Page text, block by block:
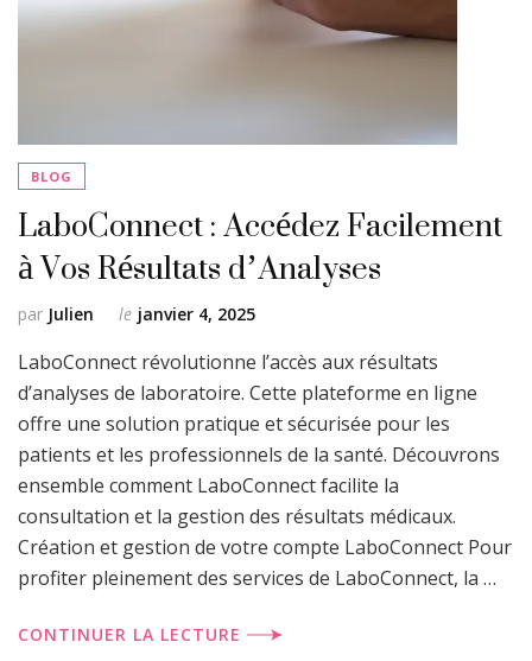
BLOG
LaboConnect : Accédez Facilement
à Vos Résultats d’Analyses
par Julien le janvier 4, 2025
LaboConnect révolutionne l’accès aux résultats
d’analyses de laboratoire. Cette plateforme en ligne
offre une solution pratique et sécurisée pour les
patients et les professionnels de la santé. Découvrons
ensemble comment LaboConnect facilite la
consultation et la gestion des résultats médicaux.
Création et gestion de votre compte LaboConnect Pour
profiter pleinement des services de LaboConnect, la …
CONTINUER LA LECTURE